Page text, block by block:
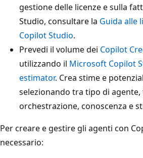
gestione delle licenze e sulla
Studio, consultare la Guida alle
Copilot Studio.
Prevedi il volume dei Copilot
utilizzando il Microsoft Copilot
estimator. Crea stime e
selezionando tra tipo di
orchestrazione, conoscenza e
Per creare e gestire gli agenti con
necessario: